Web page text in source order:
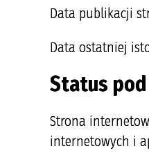
Data publikacji
Data ostatniej
Status
Strona
internetowych i